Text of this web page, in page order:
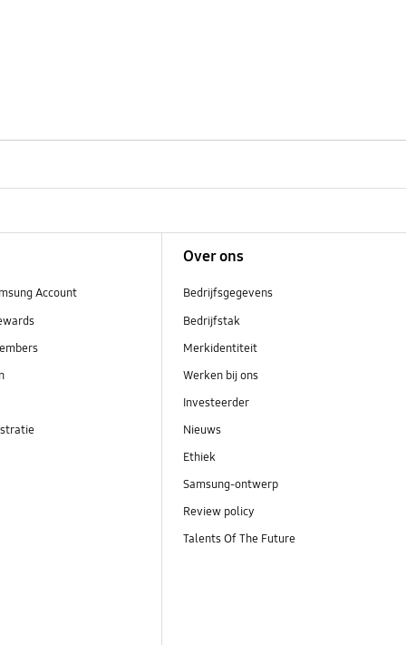
Account
Over ons
Bedrijfsgegevens
Bedrijfstak
Merkidentiteit
Werken bij ons
Investeerder
Nieuws
Ethiek
Samsung-ontwerp
Review policy
Talents Of The Future